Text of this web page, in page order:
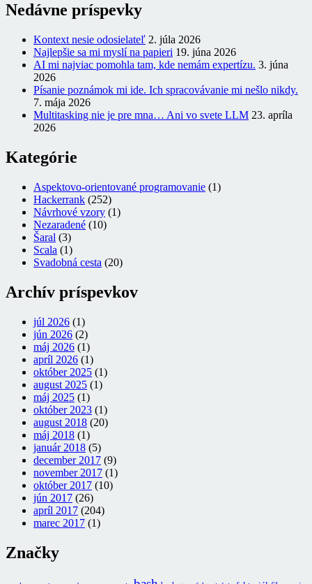
Nedávne príspevky
Kontext nesie odosielateľ 2. júla 2026
Najlepšie sa mi myslí na papieri 19. júna 2026
AI mi najviac pomohla tam, kde nemám expertízu. 3. júna
2026
Písanie poznámok mi ide. Ich spracovávanie mi nešlo nikdy.
7. mája 2026
Multitasking nie je pre mna… Ani vo svete LLM 23. apríla
2026
Kategórie
Aspektovo-orientované programovanie (1)
Hackerrank (252)
Návrhové vzory (1)
Nezaradené (10)
Šaral (3)
Scala (1)
Svadobná cesta (20)
Archív príspevkov
júl 2026 (1)
jún 2026 (2)
máj 2026 (1)
apríl 2026 (1)
október 2025 (1)
august 2025 (1)
máj 2025 (1)
október 2023 (1)
august 2018 (20)
máj 2018 (1)
január 2018 (5)
december 2017 (9)
november 2017 (1)
október 2017 (10)
jún 2017 (26)
apríl 2017 (204)
marec 2017 (1)
Značky